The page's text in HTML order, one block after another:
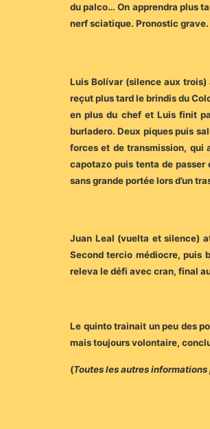
du palco… On apprendra plus
nerf sciatique. Pronostic grave.
Luis Bolívar (silence aux trois)
reçut plus tard le brindis du
en plus du chef et Luis finit
burladero. Deux piques puis
forces et de transmission, qui
capotazo puis tenta de passer
sans grande portée lors d’un
Juan Leal (vuelta et silence)
Second tercio médiocre, puis
releva le défi avec cran, final
Le quinto trainait un peu des
mais toujours volontaire,
(Toutes les autres